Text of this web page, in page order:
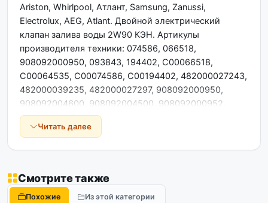
Ariston, Whirlpool, Атлант, Samsung, Zanussi,
Electrolux, AEG, Atlant. Двойной электрический
клапан залива воды 2W90 КЭН. Артикулы
производителя техники: 074586, 066518,
908092000950, 093843, 194402, C00066518,
C00064535, C00074586, C00194402, 482000027243,
482000039235, 482000027297, 908092000950,
908092004600, 908092004500, 908092000952,
903428600015, 1325186110,132518710, 50297055001,
1325186110. Маркировка на клапане EDL 9088-M
воды 2Wx180 клеммы раздельно для стиральных
машин Атлант, Indesit, Ariston, Whirlpool, Атлант,
Samsung Длина: 95 мм Высота: 60 мм Диаметр
Читать далее
Смотрите также
Похожие Из этой категории